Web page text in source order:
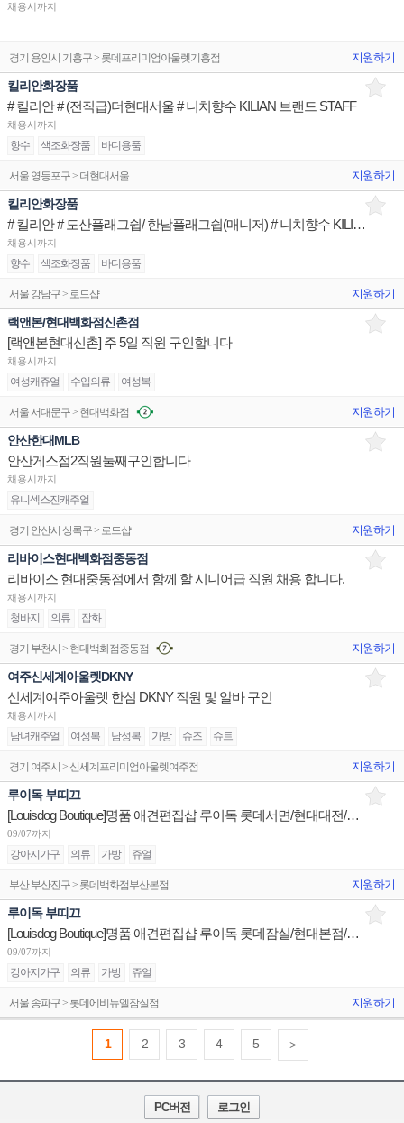
채용시까지
경기 용인시 기흥구 > 롯데프리미엄아울렛기흥점 지원하기
킬리안화장품
# 킬리안 # (전직급)더현대서울 # 니치향수 KILIAN 브랜드 STAFF
채용시까지
향수 색조화장품 바디용품
서울 영등포구 > 더현대서울 지원하기
킬리안화장품
# 킬리안 # 도산플래그쉽/ 한남플래그쉽(매니저) # 니치향수 KILIAN 브랜드 STAFF
채용시까지
향수 색조화장품 바디용품
서울 강남구 > 로드샵 지원하기
랙앤본/현대백화점신촌점
[랙앤본현대신촌] 주 5일 직원 구인합니다
채용시까지
여성캐쥬얼 수입의류 여성복
서울 서대문구 > 현대백화점 지원하기
안산한대MLB
안산게스점2직원둘째구인합니다
채용시까지
유니섹스진캐주얼
경기 안산시 상록구 > 로드샵 지원하기
리바이스현대백화점중동점
리바이스 현대중동점에서 함께 할 시니어급 직원 채용 합니다.
채용시까지
청바지 의류 잡화
경기 부천시 > 현대백화점중동점 지원하기
여주신세계아울렛DKNY
신세계여주아울렛 한섬 DKNY 직원 및 알바 구인
채용시까지
남녀캐주얼 여성복 남성복 가방 슈즈 슈트
경기 여주시 > 신세계프리미엄아울렛여주점 지원하기
루이독 부띠끄
[Louisdog Boutique]명품 애견편집샵 루이독 롯데서면/현대대전/현대부산 매니저/판매사원 채용
09/07까지
강아지가구 의류 가방 쥬얼
부산 부산진구 > 롯데백화점부산본점 지원하기
루이독 부띠끄
[Louisdog Boutique]명품 애견편집샵 루이독 롯데잠실/현대본점/현대목동 매니저/판매사원 채용
09/07까지
강아지가구 의류 가방 쥬얼
서울 송파구 > 롯데에비뉴엘잠실점 지원하기
1 2 3 4 5 >
PC버전 로그인